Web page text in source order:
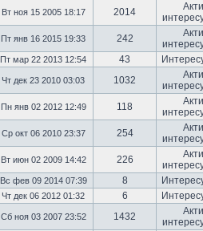
Вт ноя 15 2005 18:17 2014
Пт янв 16 2015 19:33 242
Пт мар 22 2013 12:54 43
Чт дек 23 2010 03:03 1032
Пн янв 02 2012 12:49 118
Ср окт 06 2010 23:37 254
Вт июн 02 2009 14:42 226
Вс фев 09 2014 07:39 8
Чт дек 06 2012 01:32 6
Сб ноя 03 2007 23:52 1432